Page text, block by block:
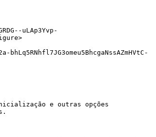
uLAp3Yvp-
e outras opções